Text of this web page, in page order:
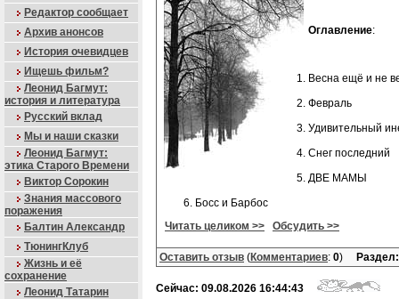
Редактор сообщает
Архив анонсов
История очевидцев
Ищешь фильм?
Леонид Багмут:
история и литература
Русский вклад
Мы и наши сказки
Леонид Багмут:
этика Старого Времени
Виктор Сорокин
Знания массового
поражения
Балтин Александр
ТюнингКлуб
Жизнь и её
сохранение
Леонид Татарин
Оглавление:
Весна ещё и не
Февраль
Удивительный
Снег последний
ДВЕ МАМЫ
Босс и Барбос
Читать целиком >>
Обсудить >>
Оставить отзыв (Комментариев: 0) Раздел:
Сейчас: 09.08.2026 16:44:43